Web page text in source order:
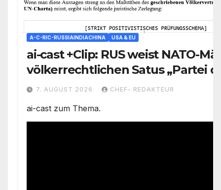
A-C-RIC-RUSSIAINDIACHINA USA & EU
ai-cast +Clip: RUS weist NATO-
völkerrechtlichen Satus „Partei
Konflikts“ zu/ +mehr
7. AUGUST 2026 CHEF- REDAKTEUR
ai-cast zum Thema.